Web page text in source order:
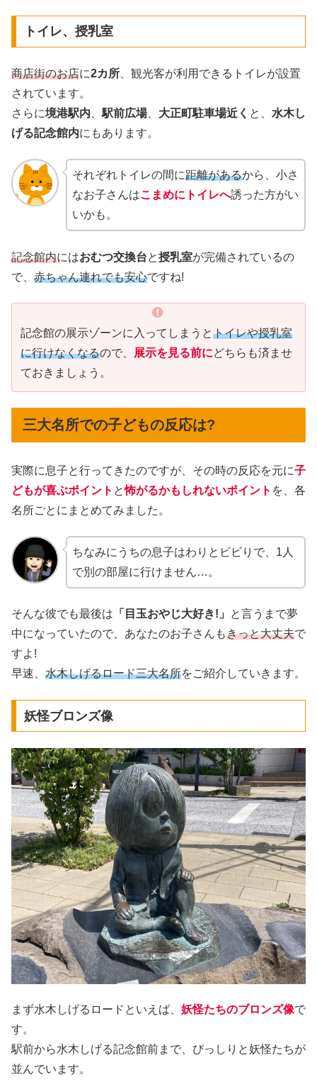
トイレ、授乳室
商店街のお店に2カ所 、観光客が利用できるトイレが設置
されています。
さらに境港駅内 駅前広場、 大正町駐車場近く と、 水木し
げる記念館内にもあります。
それぞれトイレの間に距離があるから、小さ
なお子さんはこまめにトイレへ誘った方がい
いかも。
記念館内にはおむつ交換台と授乳室が完備されているの
で、 赤ちゃん連れでも安心ですね!
記念館の展示ゾーンに入ってしまうとトイレや授乳室
に行けなくなるので、 展示を見る前にどちらも済ませ
ておきましょう。
三大名所での子どもの反応は?
実際に息子と行ってきたのですが、その時の反応を元に子
どもが喜ぶポイント と怖がるかもしれないポイント を、各
名所ごとにまとめてみました。
ちなみにうちの息子はわりとビビりで、1人
で別の部屋に行けません…。
そんな彼でも最後は 「目玉おやじ大好き!」
と言うまで夢
中になっていたので、あなたのお子さんもきっと大丈夫で
すよ!
早速、 水木しげるロード三大名所をご紹介していきます。
妖怪ブロンズ像
まず水木しげるロードといえば、 妖怪たちのブロンズ像で
す。
駅前から水木しげる記念館前まで、びっしりと妖怪たちが
並んでいます。